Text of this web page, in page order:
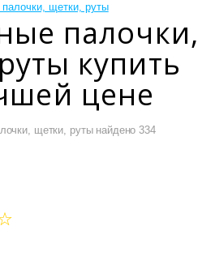
щетки, руты
палочки,
купить
цене
щетки, руты найдено 334